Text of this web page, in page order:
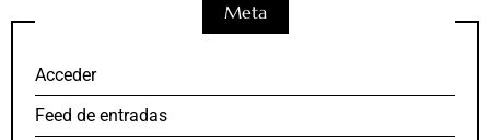
Meta
Acceder
Feed de entradas